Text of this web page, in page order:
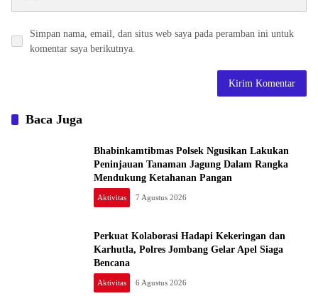
Simpan nama, email, dan situs web saya pada peramban ini untuk
komentar saya berikutnya.
Baca Juga
Bhabinkamtibmas Polsek Ngusikan Lakukan
Peninjauan Tanaman Jagung Dalam Rangka
Mendukung Ketahanan Pangan
Aktivitas 7 Agustus 2026
Perkuat Kolaborasi Hadapi Kekeringan dan
Karhutla, Polres Jombang Gelar Apel Siaga
Bencana
Aktivitas 6 Agustus 2026